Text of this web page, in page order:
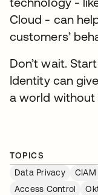
Cloud - can
customers’
Don’t wait.
Identity can
a world without
TOPICS
Data Privacy
CIAM
Access Control